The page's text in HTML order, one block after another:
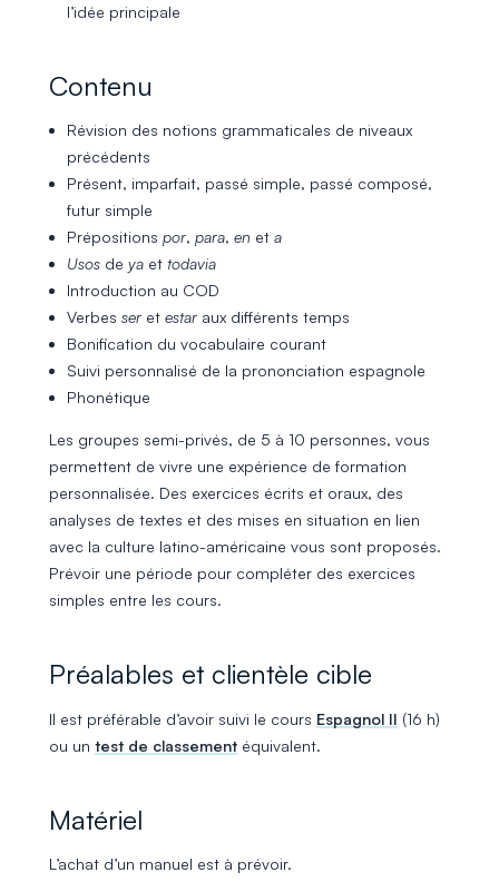
l’idée principale
Contenu
Révision des notions grammaticales de niveaux
précédents
Présent, imparfait, passé simple, passé composé,
futur simple
Prépositions por, para, en et a
Usos de ya et todavia
Introduction au COD
Verbes ser et estar aux différents temps
Bonification du vocabulaire courant
Suivi personnalisé de la prononciation espagnole
Phonétique
Les groupes semi-privés, de 5 à 10 personnes, vous
permettent de vivre une expérience de formation
personnalisée. Des exercices écrits et oraux, des
analyses de textes et des mises en situation en lien
avec la culture latino-américaine vous sont proposés.
Prévoir une période pour compléter des exercices
simples entre les cours.
Préalables et clientèle cible
Il est préférable d’avoir suivi le cours Espagnol II (16 h)
ou un test de classement équivalent.
Matériel
L’achat d’un manuel est à prévoir.